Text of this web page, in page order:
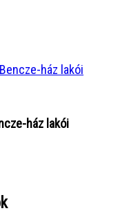
ház lakói